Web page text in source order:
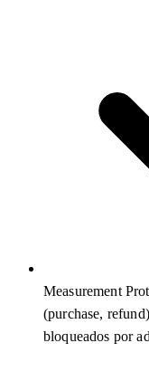
Measurement
(purchase,
bloqueados por